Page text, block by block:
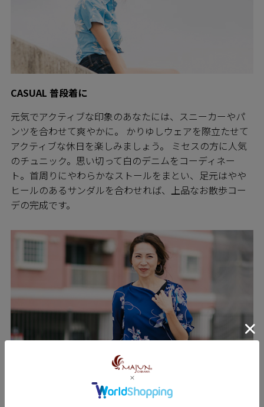
CASUAL 普段着に
元気でアクティブな印象のあなたには、スニーカーやパ
ンツを合わせて爽やかに。 かりゆしウェアを際立たせて
アクティブな休日を楽しみましょう。 ミセスの方に人気
のチュニック。思い切って白のデニムをコーディネー
ト。首周りにやわらかなストールをまとい、足元はやや
ヒールのあるサンダルを合わせれば、上品なお散歩コー
デの完成です。
PARTY パーティーに